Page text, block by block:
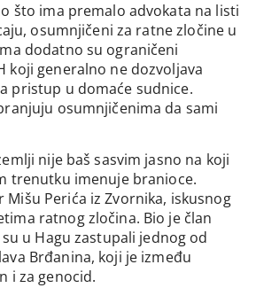
što ima premalo advokata na listi
osumnjičeni za ratne zločine u
dodatno su ograničeni
koji generalno ne dozvoljava
pristup u domaće sudnice.
osumnjičenima da sami
nije baš sasvim jasno na koji
trenutku imenuje branioce.
Perića iz Zvornika, iskusnog
ratnog zločina. Bio je član
u Hagu zastupali jednog od
Brđanina, koji je između
i za genocid.